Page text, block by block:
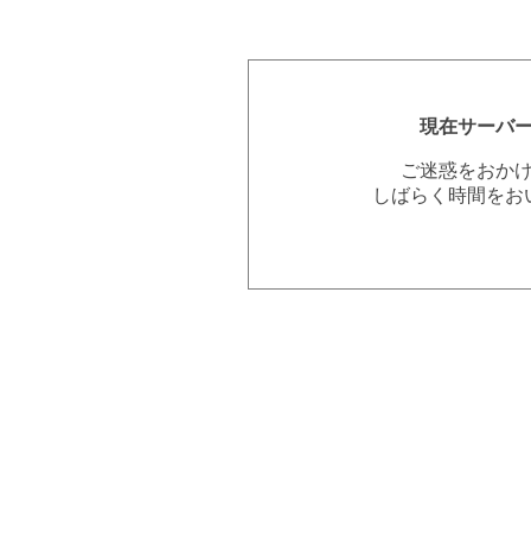
現在サーバ
ご迷惑をおか
しばらく時間を